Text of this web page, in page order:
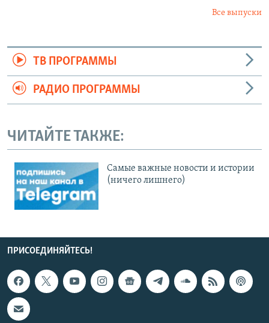
Все выпуски
ТВ ПРОГРАММЫ
РАДИО ПРОГРАММЫ
ЧИТАЙТЕ ТАКЖЕ:
Cамые важные новости и истории
(ничего лишнего)
ПРИСОЕДИНЯЙТЕСЬ!